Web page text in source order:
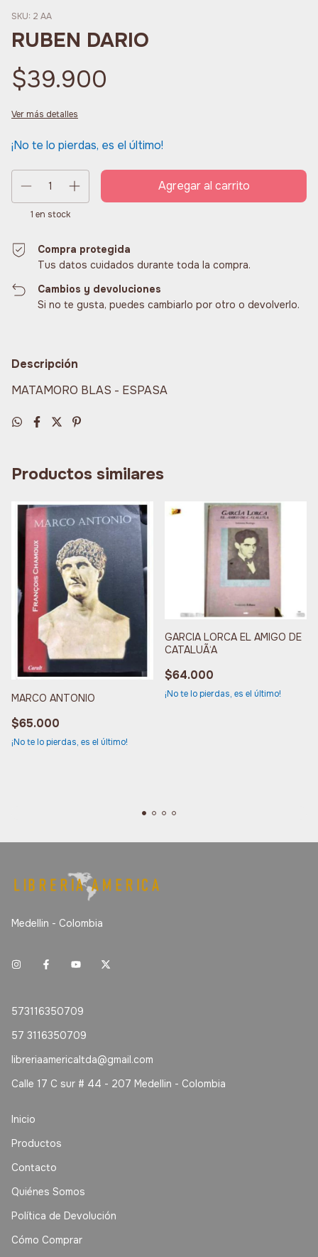
SKU: 2 AA
RUBEN DARIO
$39.900
Ver más detalles
¡No te lo pierdas, es el último!
1 en stock
Compra protegida
Tus datos cuidados durante toda la compra.
Cambios y devoluciones
Si no te gusta, puedes cambiarlo por otro o devolverlo.
Descripción
MATAMORO BLAS - ESPASA
Productos similares
MARCO ANTONIO
$65.000
¡No te lo pierdas, es el último!
GARCIA LORCA EL AMIGO DE
CATALUÃ‘A
$64.000
¡No te lo pierdas, es el último!
Medellin - Colombia
573116350709
57 3116350709
libreriaamericaltda@gmail.com
Calle 17 C sur # 44 - 207 Medellin - Colombia
Inicio
Productos
Contacto
Quiénes Somos
Política de Devolución
Cómo Comprar